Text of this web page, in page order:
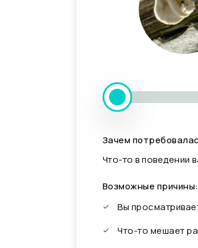
Зачем
Что-то в поведении
Возможные причины:
Вы
Что-то мешает